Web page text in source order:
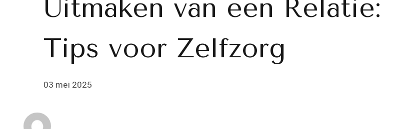
Uitmaken van een Relatie:
Tips voor Zelfzorg
03 mei 2025